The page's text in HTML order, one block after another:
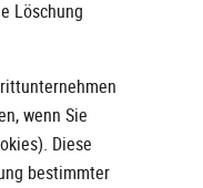
Löschung
wenn Sie
Diese
bestimmter